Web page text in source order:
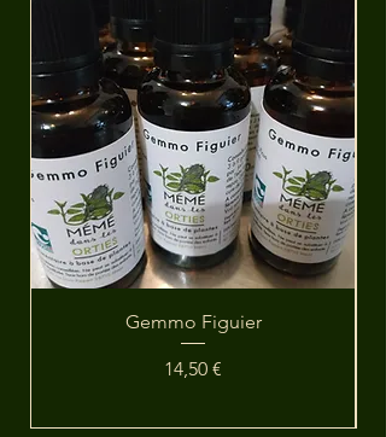
Gemmo Figuier
Prix
14,50 €